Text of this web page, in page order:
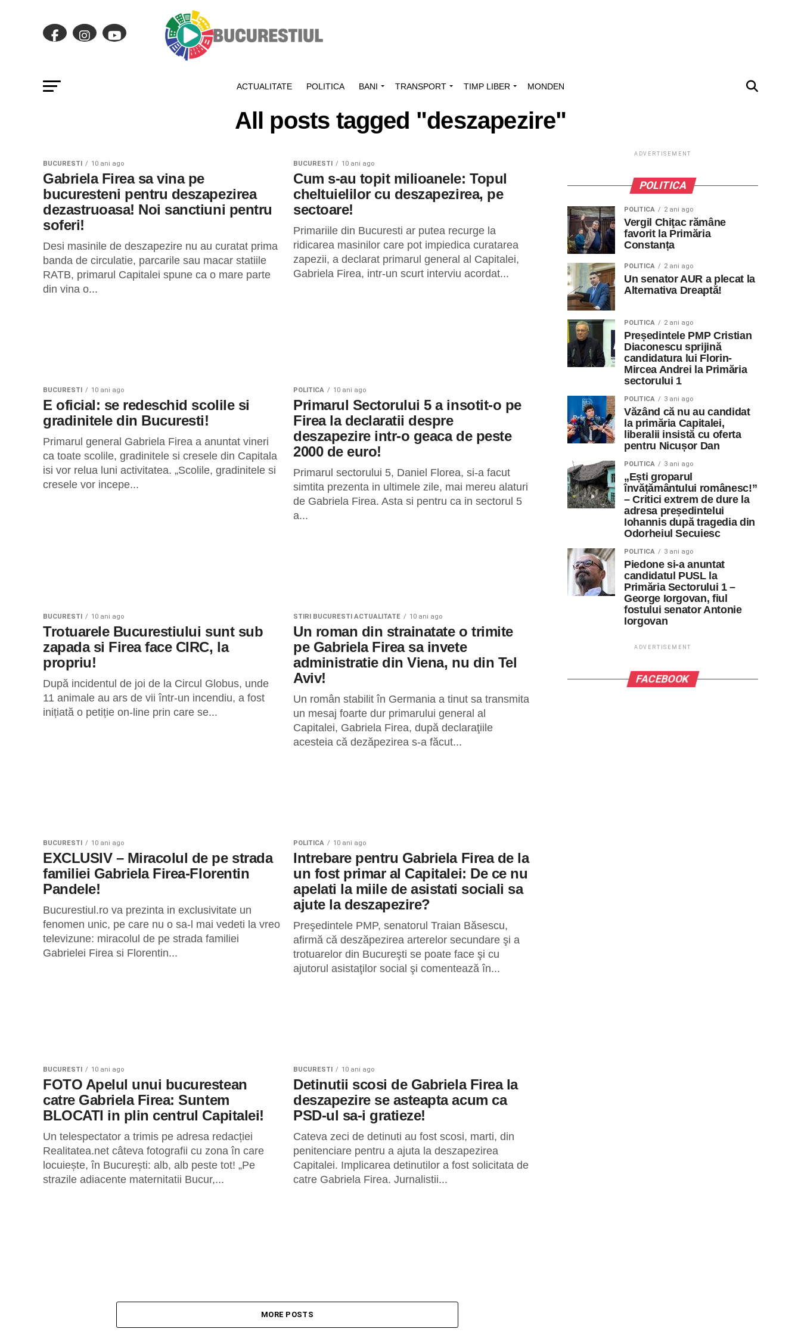
ACTUALITATE POLITICA BANI TRANSPORT TIMP LIBER MONDEN
All posts tagged "deszapezire"
BUCURESTI 10 ani ago
Gabriela Firea sa vina pe
bucuresteni pentru deszapezirea
dezastruoasa! Noi sanctiuni pentru
soferi!
Desi masinile de deszapezire nu au curatat prima
banda de circulatie, parcarile sau macar statiile
RATB, primarul Capitalei spune ca o mare parte
din vina o...
BUCURESTI 10 ani ago
Cum s-au topit milioanele: Topul
cheltuielilor cu deszapezirea, pe
sectoare!
Primariile din Bucuresti ar putea recurge la
ridicarea masinilor care pot impiedica curatarea
zapezii, a declarat primarul general al Capitalei,
Gabriela Firea, intr-un scurt interviu acordat...
BUCURESTI 10 ani ago
E oficial: se redeschid scolile si
gradinitele din Bucuresti!
Primarul general Gabriela Firea a anuntat vineri
ca toate scolile, gradinitele si cresele din Capitala
isi vor relua luni activitatea. „Scolile, gradinitele si
cresele vor incepe...
POLITICA 10 ani ago
Primarul Sectorului 5 a insotit-o pe
Firea la declaratii despre
deszapezire intr-o geaca de peste
2000 de euro!
Primarul sectorului 5, Daniel Florea, si-a facut
simtita prezenta in ultimele zile, mai mereu alaturi
de Gabriela Firea. Asta si pentru ca in sectorul 5
a...
BUCURESTI 10 ani ago
Trotuarele Bucurestiului sunt sub
zapada si Firea face CIRC, la
propriu!
După incidentul de joi de la Circul Globus, unde
11 animale au ars de vii într-un incendiu, a fost
inițiată o petiție on-line prin care se...
STIRI BUCURESTI ACTUALITATE 10 ani ago
Un roman din strainatate o trimite
pe Gabriela Firea sa invete
administratie din Viena, nu din Tel
Aviv!
Un român stabilit în Germania a tinut sa transmita
un mesaj foarte dur primarului general al
Capitalei, Gabriela Firea, după declaraţiile
acesteia că dezăpezirea s-a făcut...
BUCURESTI 10 ani ago
EXCLUSIV – Miracolul de pe strada
familiei Gabriela Firea-Florentin
Pandele!
Bucurestiul.ro va prezinta in exclusivitate un
fenomen unic, pe care nu o sa-l mai vedeti la vreo
televizune: miracolul de pe strada familiei
Gabrielei Firea si Florentin...
POLITICA 10 ani ago
Intrebare pentru Gabriela Firea de la
un fost primar al Capitalei: De ce nu
apelati la miile de asistati sociali sa
ajute la deszapezire?
Preşedintele PMP, senatorul Traian Băsescu,
afirmă că deszăpezirea arterelor secundare şi a
trotuarelor din Bucureşti se poate face şi cu
ajutorul asistaţilor social şi comentează în...
BUCURESTI 10 ani ago
FOTO Apelul unui bucurestean
catre Gabriela Firea: Suntem
BLOCATI in plin centrul Capitalei!
Un telespectator a trimis pe adresa redacției
Realitatea.net câteva fotografii cu zona în care
locuiește, în București: alb, alb peste tot! „Pe
strazile adiacente maternitatii Bucur,...
BUCURESTI 10 ani ago
Detinutii scosi de Gabriela Firea la
deszapezire se asteapta acum ca
PSD-ul sa-i gratieze!
Cateva zeci de detinuti au fost scosi, marti, din
penitenciare pentru a ajuta la deszapezirea
Capitalei. Implicarea detinutilor a fost solicitata de
catre Gabriela Firea. Jurnalistii...
MORE POSTS
ADVERTISEMENT
POLITICA
POLITICA 2 ani ago
Vergil Chiţac rămâne
favorit la Primăria
Constanța
POLITICA 2 ani ago
Un senator AUR a plecat la
Alternativa Dreaptă!
POLITICA 2 ani ago
Președintele PMP Cristian
Diaconescu sprijină
candidatura lui Florin-
Mircea Andrei la Primăria
sectorului 1
POLITICA 3 ani ago
Văzând că nu au candidat
la primăria Capitalei,
liberalii insistă cu oferta
pentru Nicușor Dan
POLITICA 3 ani ago
„Ești groparul
învățământului românesc!”
– Critici extrem de dure la
adresa președintelui
Iohannis după tragedia din
Odorheiul Secuiesc
POLITICA 3 ani ago
Piedone si-a anuntat
candidatul PUSL la
Primăria Sectorului 1 –
George Iorgovan, fiul
fostului senator Antonie
Iorgovan
ADVERTISEMENT
FACEBOOK